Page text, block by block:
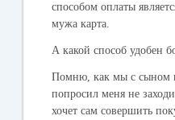
способом оплаты
мужа карта.
А какой способ удобен
Помню, как мы с сыном
попросил меня не
хочет сам совершить